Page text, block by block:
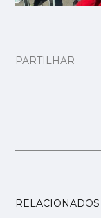
PARTILHAR
RELACIONADOS